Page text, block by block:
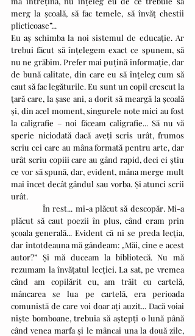
merg la școală, să fac temele, să învăț chestii
plicticoase”...
Eu aș schimba la noi sistemul de educație. Ar
trebui făcut să înțelegem exact ce spunem, să
nu ne grăbim. Prefer mai puțină informație, dar
de bună calitate, din care eu să înțeleg cum să
caut să fac legăturile. Eu sunt un copil crescut la
țară care, la șase ani, a dorit să meargă la școală
și, din acel moment, singurele note mici au fost
la caligrafie – noi făceam caligrafie... Să nu vă
sperie niciodată dacă aveți scris urât, frumos
scriu cei care au mâna formată pentru arte, dar
urât scriu copiii care au gând rapid, deci ei știu
ce vor să spună, dar, evident, mâna merge mult
mai încet decât gândul sau vorba. Și atunci scrii
urât.
plăcut să caut poezii în plus, când eram prin
școala generală... Evident că ni se preda lecția,
dar întotdeauna mă gândeam: „Măi, cine e acest
autor?” Și mă duceam la bibliotecă. Nu mă
rezumam la învățatul lecției. La sat, pe vremea
când am copilărit eu, am trăit cu cartelă,
mâncarea se lua pe cartelă, era perioada
comunistă de care voi doar ați auzit... Dacă voiai
niște bomboane, trebuia să aștepți o lună până
când venea marfa și le mâncai una la două zile,